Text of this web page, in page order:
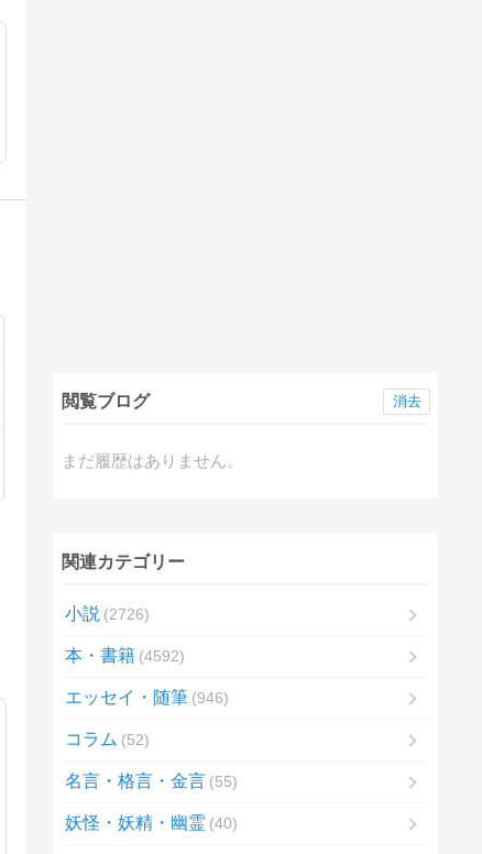
閲覧ブログ
まだ履歴はありません。
消去
関連カテゴリー
小説 2726
本・書籍 4592
エッセイ・随筆 946
コラム 52
名言・格言・金言 55
妖怪・妖精・幽霊 40